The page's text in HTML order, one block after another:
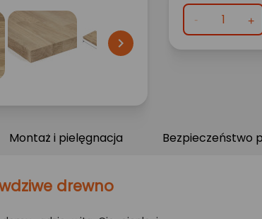

Montaż i pielęgnacja Bezpieczeństwo
drewno